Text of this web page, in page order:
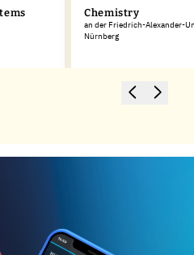
Chemistry
an der Friedrich-Alexander-
Nürnberg